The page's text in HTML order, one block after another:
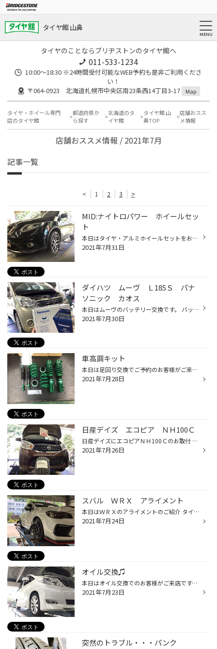
タイヤ館 山鼻
タイヤのことならブリヂストンのタイヤ館へ
011-533-1234
10:00～18:30 ※24時間受付可能なWEB予約も是非ご利用くださ
い！
〒064-0923 北海道札幌市中央区南23条西14丁目3-17
Map
タイヤ・ホイール専門
店のタイヤ館
都道府県か
ら探す
北海道のタ
イヤ館
タイヤ館 山
鼻TOP
店舗おスス
メ情報
店舗おススメ情報 / 2021年7月
記事一覧
< 1 2 3 >
MID:ナイトロパワー ホイールセッ
ト
本日はタイヤ・アルミホイールセットをお買い上げのお客さまがご来店です ホイールはマルカサービスのナイトロパワー デリンジャーです。 ホイールサイズは１７×7.0Ｊ ＩＮＳＥＴ+42 カラーはセミグロスブラックポリッシュ/フランジピアスドリルドです。 タイヤは今年の新製品アレンザＬＸ100 225/6...
2021年7月31日
ダイハツ ムーヴ Ｌ185Ｓ パナ
ソニック カオス
本日はムーヴのバッテリー交換です。 バッテリー交換前です 年数も長く使われ、電圧も低く交換が必要な状態でした。 パナソニックのカオスのお取付です バッテリーの交換目安は3～4年です。 最近のバッテリーは性能が高くなっており、 バッテリーが弱くなってきた兆候があまり出なくなってます。 特...
2021年7月30日
車高調キット
本日は足回り交換でご予約のお客様がご来店です。 ご購入頂いたのはテインのフレックスＺです。 今回はアルファードに取り付けです。 傷が付かないように養生して行います。 フロントの装着時です。 リアは少しコツがいります。 交換後はこのよう感じになります。 馴染むともう少し下がります。 最...
2021年7月28日
日産デイズ エコピア ＮＨ100Ｃ
日産デイズにエコピアＮＨ100Ｃのお取付 パンクにて来店されました。 タイヤの空気が抜けた状態で走行してしまったため残念ながら修理不可能な状態です。 赤く囲われているところが修理が出来ない引きずり痕です という事でタイヤ自体も長く使われており、 ヒビ割れも発生していたので安全の為に４...
2021年7月26日
スバル ＷＲＸ アライメント
本日はＷＲＸのアライメントのご紹介 タイヤの摩耗が早いという事で来店されました。 アライメントを測定する前に空気圧の点検 測定後のデータです 後ろタイヤがトーイン、前タイヤがトーアウトになっております。 これではタイヤの摩耗も当然早いはず・・・ ここから基準値へ調整していきます。 調...
2021年7月24日
オイル交換♫
本日はオイル交換でのお客様がご来店です。 同時に安全点検も行い、今時期エアコン使用でカビ臭くなりがちですのでフィルターの交換オススメしました。 写真では分かりずらいですが埃等たまっています。 新しいフィルターを装着し戻します。 オイルを抜きオイルフィルターも交換です。 あとはオイル...
2021年7月23日
突然のトラブル・・・パンク